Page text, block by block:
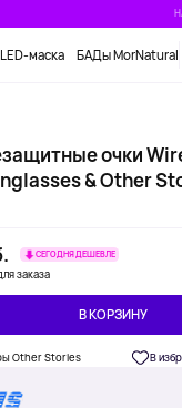
LED-маска БАДы MorNatural
очки
& Other
СЕГОДНЯ ДЕШЕВЛЕ
заказа
В КОРЗИНУ
Other Stories В